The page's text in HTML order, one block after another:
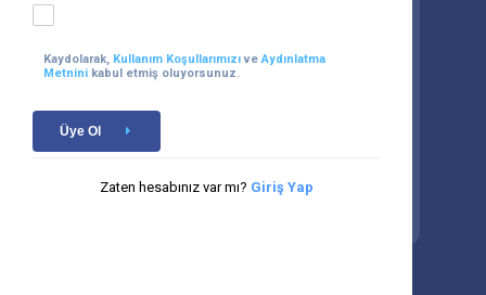
Kaydolarak, Kullanım KoşullarımızıveAydınlatma
Metnini kabul etmiş oluyorsunuz.
Üye Ol
Zaten hesabınız var mı? Giriş Yap